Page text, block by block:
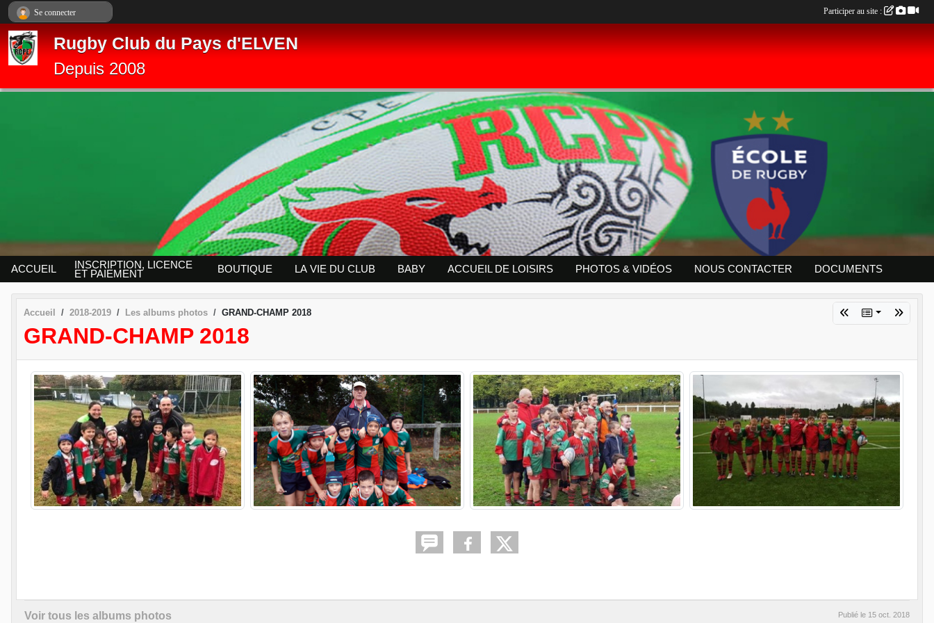
Rugby Club du Pays d'ELVEN
Depuis 2008
ACCUEIL INSCRIPTION, LICENCE
ET PAIEMENT BOUTIQUE LA VIE DU CLUB BABY ACCUEIL DE LOISIRS PHOTOS & VIDÉOS NOUS CONTACTER DOCUMENTS
Accueil 2018-2019 Les albums photos GRAND-CHAMP 2018
GRAND-CHAMP 2018
Voir tous les albums photos Publié le 15 oct. 2018
Se connecter Participer au site :
Panneau de gestion des cookies